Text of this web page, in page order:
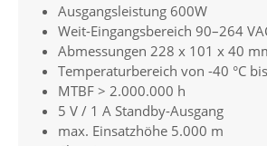
Ausgangsleistung 600W
Weit-Eingangsbereich 90–264
Abmessungen 228 x 101 x 40
Temperaturbereich von -40 °C
MTBF > 2.000.000 h
5 V / 1 A Standby-Ausgang
max. Einsatzhöhe 5.000 m